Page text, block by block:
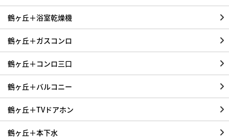
鶴ヶ丘＋浴室乾燥機
鶴ヶ丘＋ガスコンロ
鶴ヶ丘＋コンロ三口
鶴ヶ丘＋バルコニー
鶴ヶ丘＋TVドアホン
鶴ヶ丘＋本下水